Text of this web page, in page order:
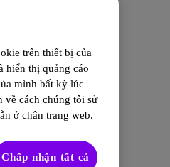
trên thiết bị của
hiển thị quảng cáo
mình bất kỳ lúc
về cách chúng tôi sử
ở chân trang web.
Chấp nhận tất cả